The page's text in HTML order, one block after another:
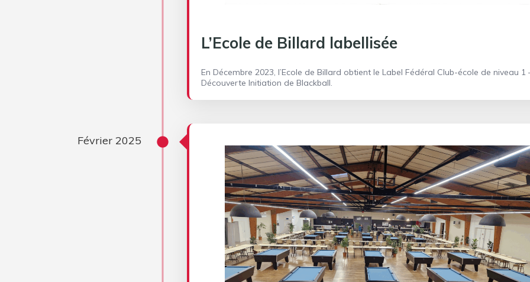
L’Ecole de Billard labellisée
En Décembre 2023, l’Ecole de Billard obtient le Label Fédéral Club-école de niveau 1
Découverte Initiation de Blackball.
Février 2025